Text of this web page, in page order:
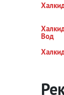
Вод